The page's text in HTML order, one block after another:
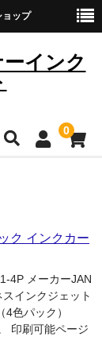
ョップ
インク
0
ク インクカー
4P メーカーJAN
インクジェット
色パック）
印刷可能ページ